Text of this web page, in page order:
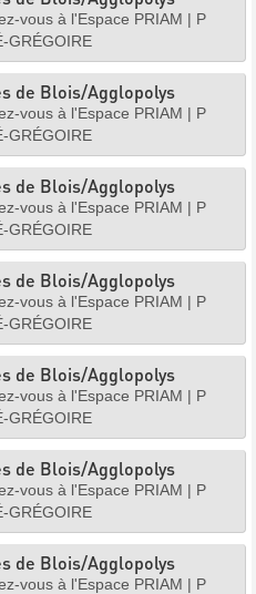
vous à l'Espace PRIAM | P
GRÉGOIRE
de Blois/Agglopolys
vous à l'Espace PRIAM | P
GRÉGOIRE
de Blois/Agglopolys
vous à l'Espace PRIAM | P
GRÉGOIRE
de Blois/Agglopolys
vous à l'Espace PRIAM | P
GRÉGOIRE
de Blois/Agglopolys
vous à l'Espace PRIAM | P
GRÉGOIRE
de Blois/Agglopolys
vous à l'Espace PRIAM | P
GRÉGOIRE
de Blois/Agglopolys
vous à l'Espace PRIAM | P